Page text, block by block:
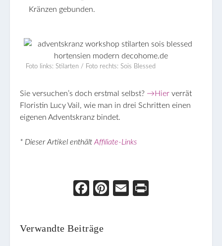
Kränzen gebunden.
Foto links: Stilarten / Foto rechts: Sois Blessed
Sie versuchen’s doch erstmal selbst? →Hier verrät
Floristin Lucy Vail, wie man in drei Schritten einen
eigenen Adventskranz bindet.
* Dieser Artikel enthält Affiliate-Links
Face
Pint
Ema
Verwandte Beiträge